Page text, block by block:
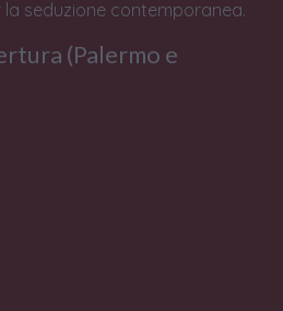
seduzione contemporanea.
(Palermo e